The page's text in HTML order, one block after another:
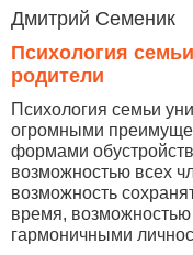
Дмитрий Семеник
Психология
родители
Психология семьи
огромными
формами
возможностью всех
возможность
время,
гармоничными